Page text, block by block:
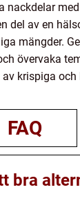
nackdelar
del av en
mängder.
övervaka
krispiga
FAQ
bra